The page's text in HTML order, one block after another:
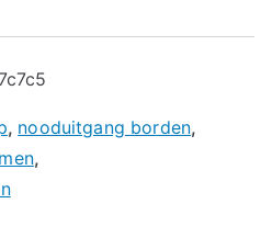
, nooduitgang borden,
,